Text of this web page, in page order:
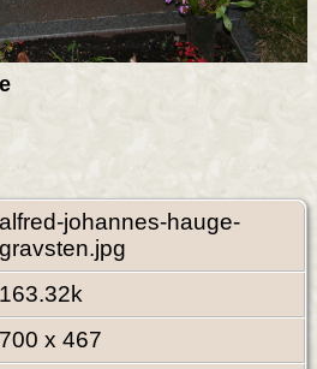
alfred-johannes-hauge-
gravsten.jpg
163.32k
700 x 467